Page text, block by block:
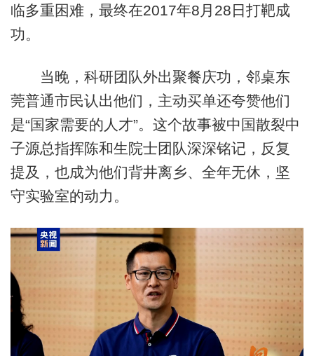
临多重困难，最终在2017年8月28日打靶成
功。
当晚，科研团队外出聚餐庆功，邻桌东
莞普通市民认出他们，主动买单还夸赞他们
是“国家需要的人才”。这个故事被中国散裂中
子源总指挥陈和生院士团队深深铭记，反复
提及，也成为他们背井离乡、全年无休，坚
守实验室的动力。